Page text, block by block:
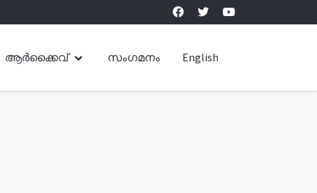
ആർക്കൈവ് സംഗമനം English